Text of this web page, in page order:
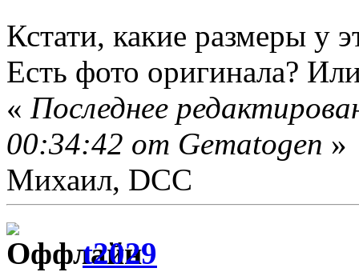
Кстати, какие размеры у
Есть фото оригинала?
« Последнее
00:34:42 от Gematogen »
Михаил, DCC
t2029